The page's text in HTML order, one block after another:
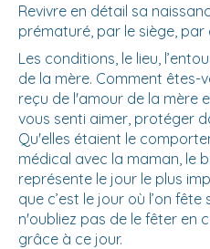
Revivre en détail sa
prématuré, par le siège, par
Les conditions, le lieu,
de la mère. Comment êtes-
reçu de l'amour de la mère
vous senti aimer, protéger
Qu'elles étaient le
médical avec la maman, le
représente le jour le plus
que c’est le jour où l’on
n'oubliez pas de le fêter en
grâce à ce jour.